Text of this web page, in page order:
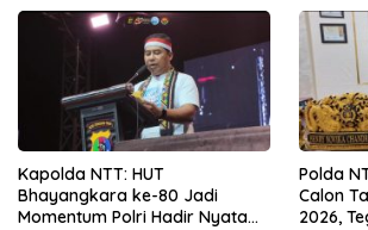
Kapolda NTT: HUT
Bhayangkara ke-80 Jadi
Momentum Polri Hadir Nyata
Polda
Calon
2026,